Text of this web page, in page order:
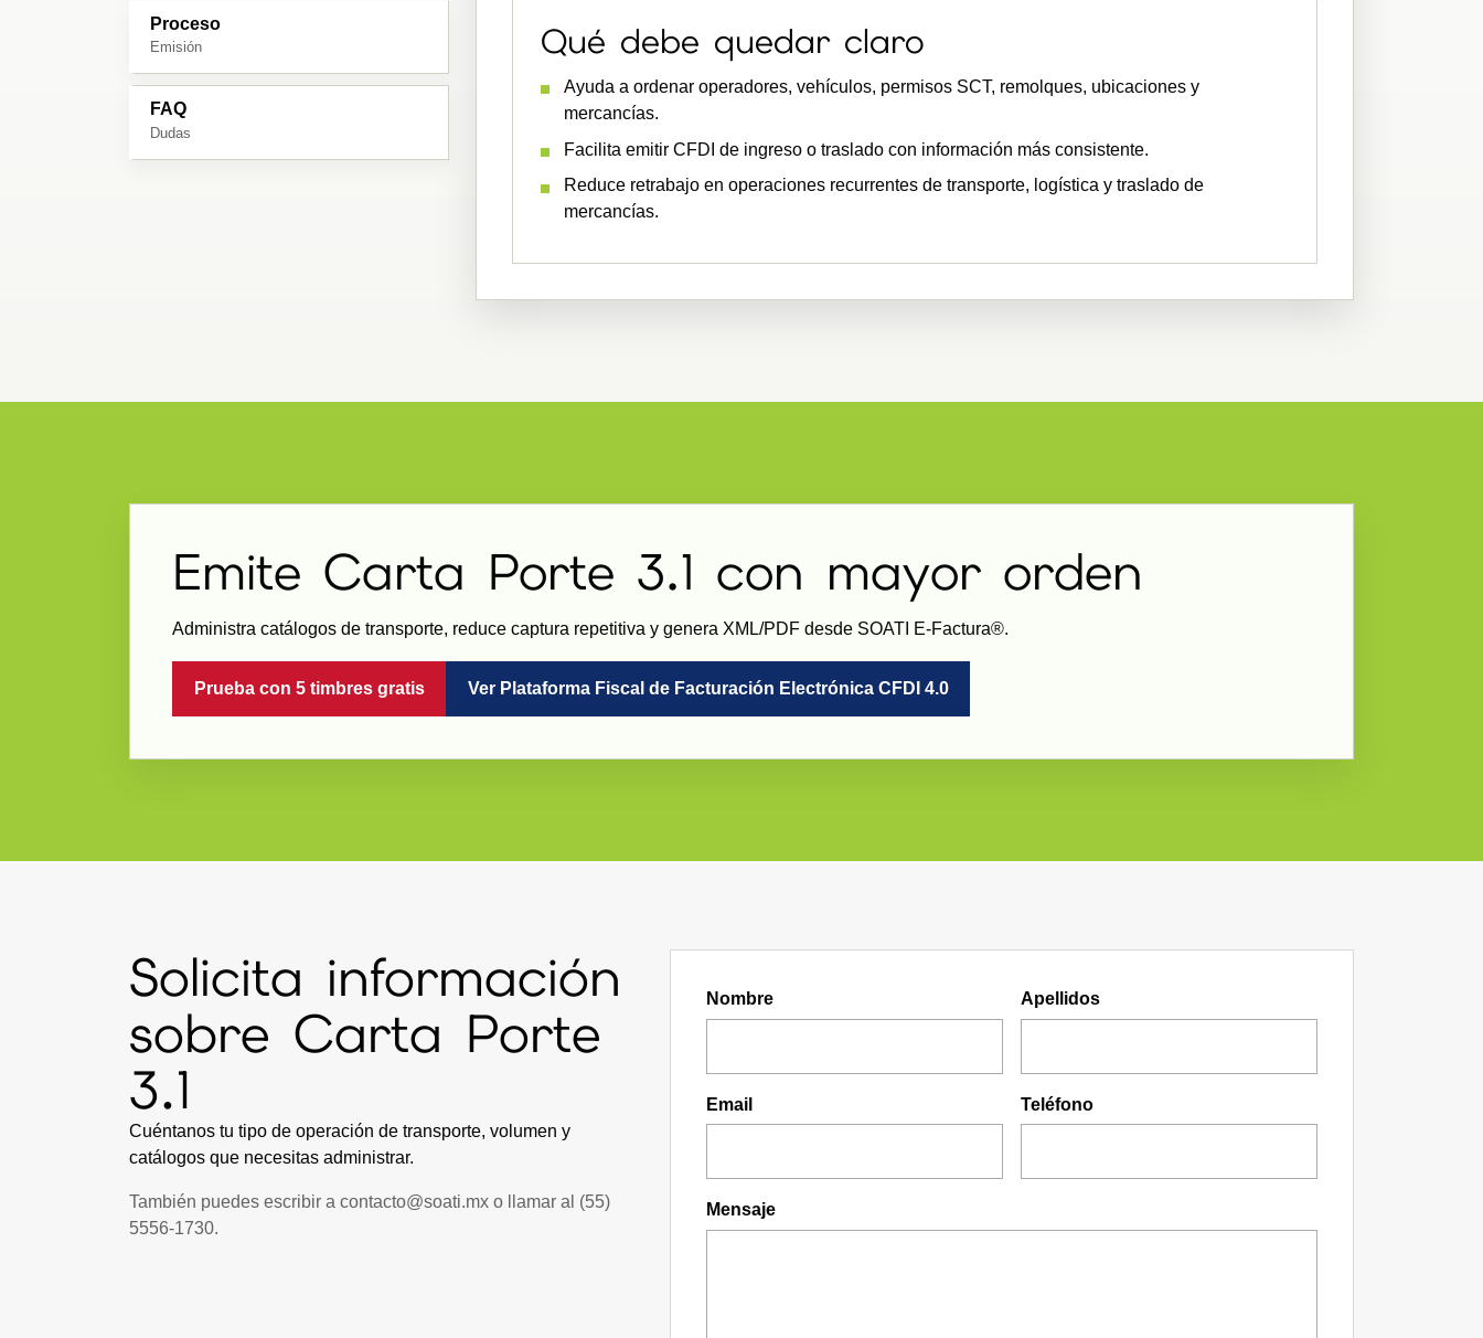
Proceso
Emisión
FAQ
Dudas
Qué debe quedar claro
Ayuda a ordenar operadores, vehículos, permisos SCT, remolques, ubicaciones y
mercancías.
Facilita emitir CFDI de ingreso o traslado con información más consistente.
Reduce retrabajo en operaciones recurrentes de transporte, logística y traslado de
mercancías.
Emite Carta Porte 3.1 con mayor orden
Administra catálogos de transporte, reduce captura repetitiva y genera XML/PDF desde SOATI E-Factura®.
Prueba con 5 timbres gratis Ver Plataforma Fiscal de Facturación Electrónica CFDI 4.0
Solicita información
sobre Carta Porte
3.1
Cuéntanos tu tipo de operación de transporte, volumen y
catálogos que necesitas administrar.
También puedes escribir a contacto@soati.mx o llamar al (55)
5556-1730.
Nombre Apellidos
Email Teléfono
Mensaje